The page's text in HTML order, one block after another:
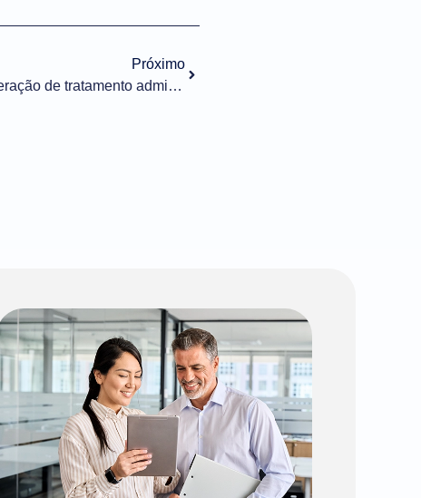
Próximo
Importação n° 006/2023 – Alteração de tratamento administrativo – MAPA